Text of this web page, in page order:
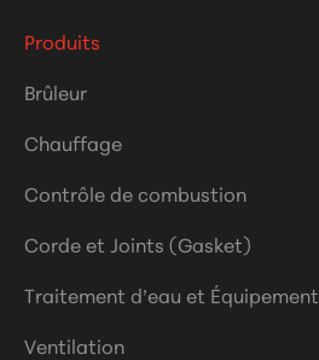
Produits
Brûleur
Chauffage
Contrôle de combustion
Corde et Joints (Gasket)
Traitement d’eau et Équipement
Ventilation